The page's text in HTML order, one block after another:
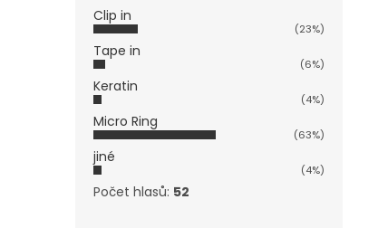
Clip in
(23%)
Tape in
(6%)
Keratin
(4%)
Micro Ring
(63%)
jiné
(4%)
Počet hlasů: 52